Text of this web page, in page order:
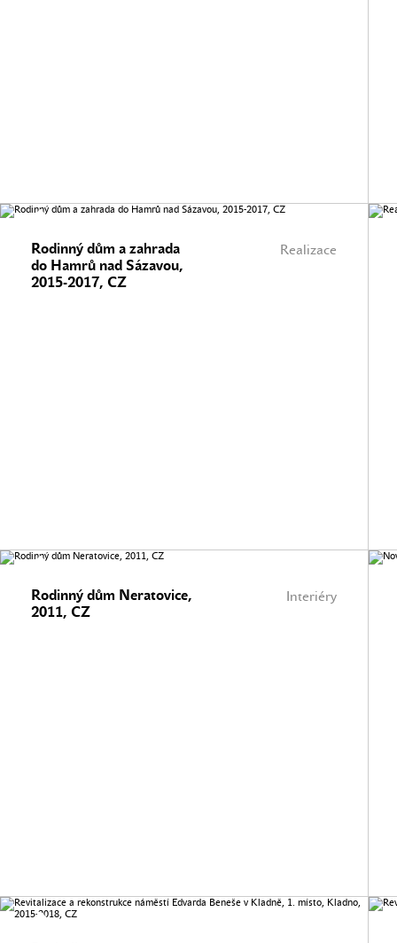
Realizace
Rodinný dům a zahrada
do Hamrů nad Sázavou,
2015-2017, CZ
Interiéry
Rodinný dům Neratovice,
2011, CZ